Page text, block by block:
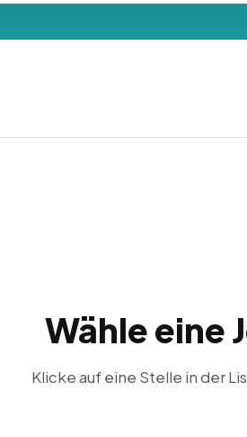
Wähle eine
Klicke auf eine Stelle in der